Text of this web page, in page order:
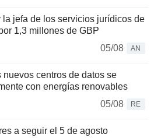
la jefa de los servicios jurídicos de
1,3 millones de GBP
05/08
AN
centros de datos se
con energías renovables
05/08
RE
a seguir el 5 de agosto